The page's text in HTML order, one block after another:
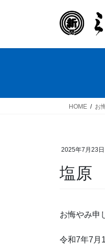
HOME お
2025年7月23日
塩原
お悔やみ申
令和7年7